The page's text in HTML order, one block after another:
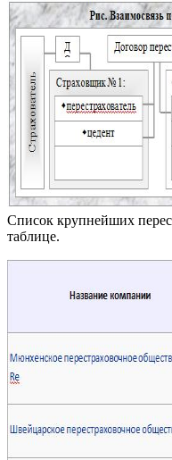
Список крупнейших
таблице.